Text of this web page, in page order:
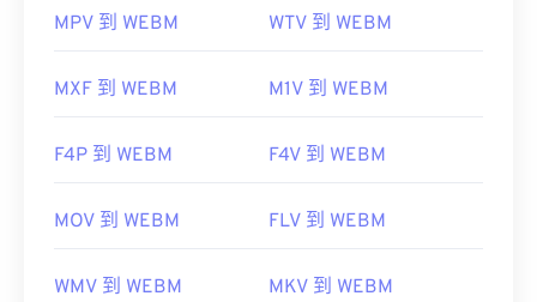
https://en.wikipedia.org/wiki/WebM
MPV 到 WEBM WTV 到 WEBM
MXF 到 WEBM M1V 到 WEBM
F4P 到 WEBM F4V 到 WEBM
MOV 到 WEBM FLV 到 WEBM
WMV 到 WEBM MKV 到 WEBM